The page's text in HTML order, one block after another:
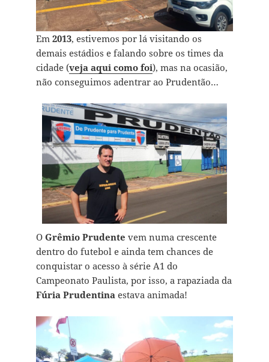
Em 2013, estivemos por lá visitando os
demais estádios e falando sobre os times da
cidade (veja aqui como foi), mas na ocasião,
não conseguimos adentrar ao Prudentão…
O Grêmio Prudente vem numa crescente
dentro do futebol e ainda tem chances de
conquistar o acesso à série A1 do
Campeonato Paulista, por isso, a rapaziada da
Fúria Prudentina estava animada!